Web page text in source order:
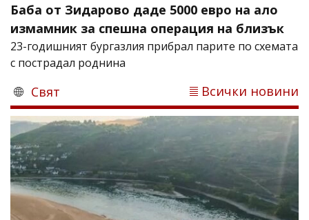
Баба от Зидарово даде 5000 евро на ало
измамник за спешна операция на близък
23-годишният бургазлия прибрал парите по схемата
с пострадал роднина
Свят Всички новини